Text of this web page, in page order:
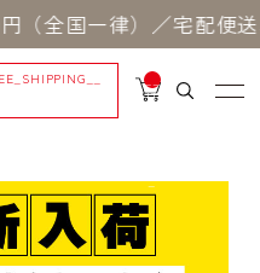
全国一律）／宅配便
__
IT
_